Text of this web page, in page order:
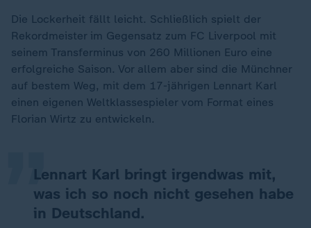
Die Lockerheit fällt leicht. Schließlich spielt der
Rekordmeister im Gegensatz zum FC Liverpool mit
seinem Transferminus von 260 Millionen Euro eine
erfolgreiche Saison. Vor allem aber sind die Münchner
auf bestem Weg, mit dem 17-jährigen Lennart Karl
einen eigenen Weltklassespieler vom Format eines
Florian Wirtz zu entwickeln.
Lennart Karl bringt irgendwas mit,
was ich so noch nicht gesehen habe
in Deutschland.
„